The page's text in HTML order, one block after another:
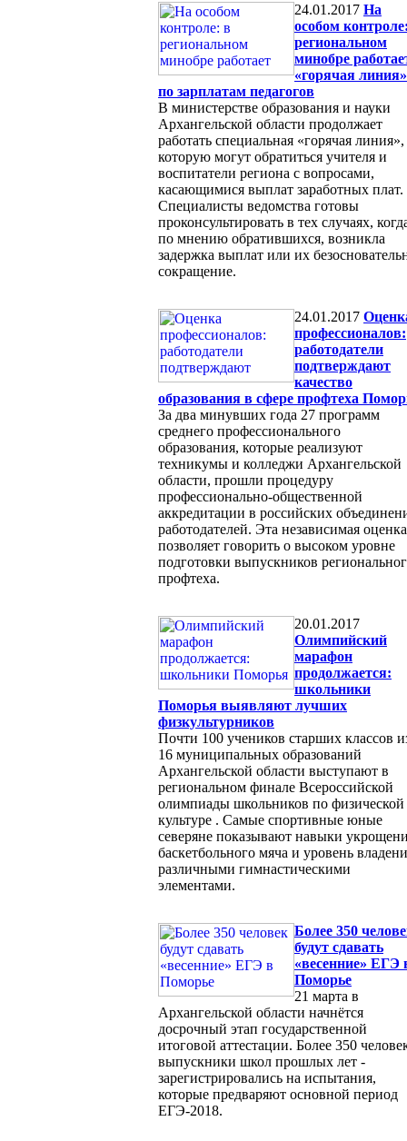
24.01.2017 На
особом
региональном
минобре
«горячая линия»
по зарплатам педагогов
В министерстве образования и науки
Архангельской области продолжает
работать специальная «горячая
которую могут обратиться учителя и
воспитатели региона с вопросами,
касающимися выплат заработных плат.
Специалисты ведомства готовы
проконсультировать в тех случаях,
по мнению обратившихся, возникла
задержка выплат или их
сокращение.
24.01.2017
профессионалов:
работодатели
подтверждают
качество
образования в сфере профтеха
За два минувших года 27 программ
среднего профессионального
образования, которые реализуют
техникумы и колледжи Архангельской
области, прошли процедуру
профессионально-общественной
аккредитации в российских
работодателей. Эта независимая оценка
позволяет говорить о высоком уровне
подготовки выпускников
профтеха.
20.01.2017
Олимпийский
марафон
продолжается:
школьники
Поморья выявляют лучших
физкультурников
Почти 100 учеников старших классов
16 муниципальных образований
Архангельской области выступают в
региональном финале Всероссийской
олимпиады школьников по физической
культуре . Самые спортивные юные
северяне показывают навыки
баскетбольного мяча и уровень
различными гимнастическими
элементами.
Более 350
будут сдавать
«весенние» ЕГЭ
Поморье
21 марта в
Архангельской области начнётся
досрочный этап государственной
итоговой аттестации. Более 350
выпускники школ прошлых лет -
зарегистрировались на испытания,
которые предваряют основной период
ЕГЭ-2018.